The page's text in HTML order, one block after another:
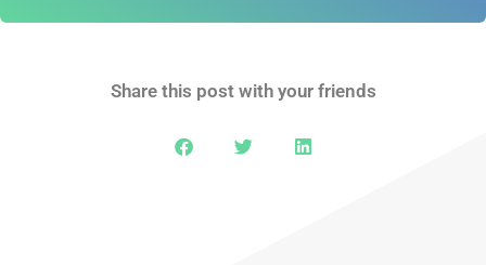
Share this post with your friends